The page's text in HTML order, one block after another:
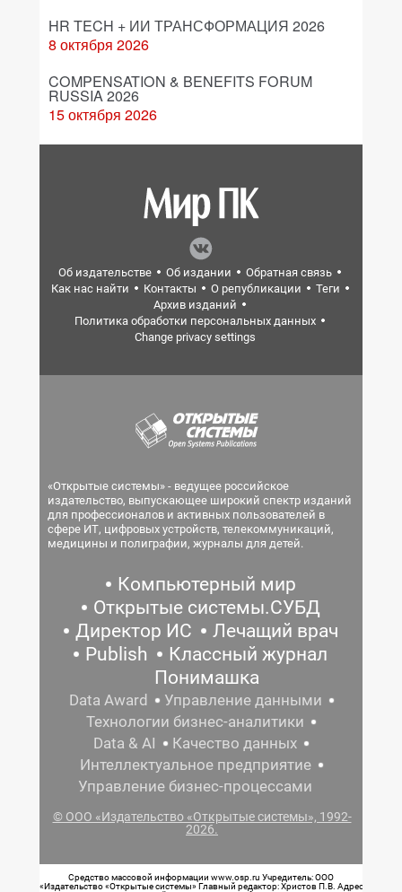
HR TECH + ИИ ТРАНСФОРМАЦИЯ 2026
8 октября 2026
COMPENSATION & BENEFITS FORUM
RUSSIA 2026
15 октября 2026
Об издательстве Об издании
Обратная связь
Как нас найти
Контакты О републикации
Теги
Архив изданий
Политика обработки персональных данных
Change privacy settings
«Открытые системы» - ведущее российское
издательство, выпускающее широкий спектр изданий
для профессионалов и активных пользователей в
сфере ИТ, цифровых устройств, телекоммуникаций,
медицины и полиграфии, журналы для детей.
Компьютерный мир
Открытые системы.СУБД
Директор ИС
Лечащий врач
Publish
Классный журнал
Понимашка
Data Award
Управление данными
Технологии бизнес-аналитики
Data & AI
Качество данных
Интеллектуальное предприятие
Управление бизнес-процессами
© ООО «Издательство «Открытые системы», 1992-
2026.
Средство массовой информации www.osp.ru Учредитель: ООО
«Издательство «Открытые системы» Главный редактор: Христов П.В. Адрес